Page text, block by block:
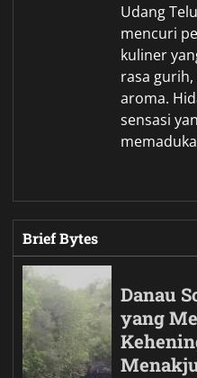
Udang
mencuri
kuliner
rasa
aroma.
sensasi
Brief Bytes
Danau
yang